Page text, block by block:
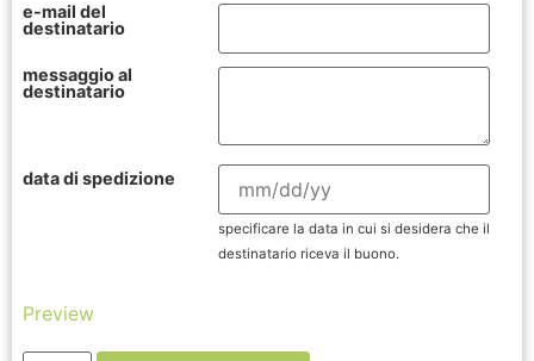
e-mail del
destinatario
messaggio al
destinatario
data di spedizione
specificare la data in cui si desidera che il
destinatario riceva il buono.
Preview